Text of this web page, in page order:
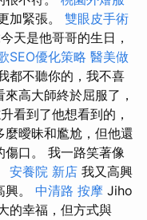
加緊張。 雙眼皮手術
天是他哥哥的生日，
SEO優化策略 醫美做
都不聽你的，我不喜
高大師終於屈服了，
看到了他想看到的，
曖昧和尷尬，但他還
傷口。 我一路笑著像
安養院 新店 我又高興
。 中清路 按摩 Jiho
的幸福，但方式與